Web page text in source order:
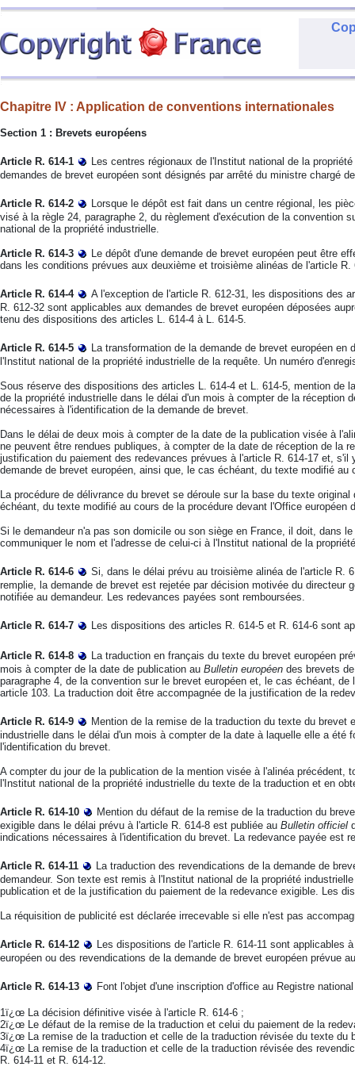
Chapitre IV : Application de conventions internationales
Section 1 : Brevets européens
Article R. 614-1
Les centres régionaux de l'Institut national de la
demandes de brevet européen sont désignés par arrêté du ministre chargé
Article R. 614-2
Lorsque le dépôt est fait dans un centre régional, les
visé à la règle 24, paragraphe 2, du règlement d'exécution de la convention
national de la propriété industrielle.
Article R. 614-3
Le dépôt d'une demande de brevet européen peut être
dans les conditions prévues aux deuxième et troisième alinéas de l'article R.
Article R. 614-4
A l'exception de l'article R. 612-31, les dispositions des
R. 612-32 sont applicables aux demandes de brevet européen déposées
tenu des dispositions des articles L. 614-4 à L. 614-5.
Article R. 614-5
La transformation de la demande de brevet européen
l'Institut national de la propriété industrielle de la requête. Un numéro
Sous réserve des dispositions des articles L. 614-4 et L. 614-5, mention de
de la propriété industrielle dans le délai d'un mois à compter de la réception
nécessaires à l'identification de la demande de brevet.
Dans le délai de deux mois à compter de la date de la publication visée à
ne peuvent être rendues publiques, à compter de la date de réception de la
justification du paiement des redevances prévues à l'article R. 614-17 et,
demande de brevet européen, ainsi que, le cas échéant, du texte modifié
La procédure de délivrance du brevet se déroule sur la base du texte
échéant, du texte modifié au cours de la procédure devant l'Office européen
Si le demandeur n'a pas son domicile ou son siège en France, il doit, dans
communiquer le nom et l'adresse de celui-ci à l'Institut national de la
Article R. 614-6
Si, dans le délai prévu au troisième alinéa de l'article R.
remplie, la demande de brevet est rejetée par décision motivée du directeur
notifiée au demandeur. Les redevances payées sont remboursées.
Article R. 614-7 Les dispositions des articles R. 614-5 et R. 614-6 sont
Article R. 614-8
La traduction en français du texte du brevet européen
mois à compter de la date de publication au Bulletin européen des brevets
paragraphe 4, de la convention sur le brevet européen et, le cas échéant,
article 103. La traduction doit être accompagnée de la justification de la
Article R. 614-9
Mention de la remise de la traduction du texte du brevet
industrielle dans le délai d'un mois à compter de la date à laquelle elle a
l'identification du brevet.
A compter du jour de la publication de la mention visée à l'alinéa précédent,
l'Institut national de la propriété industrielle du texte de la traduction et en
Article R. 614-10
Mention du défaut de la remise de la traduction du
exigible dans le délai prévu à l'article R. 614-8 est publiée au Bulletin officiel
indications nécessaires à l'identification du brevet. La redevance payée est
Article R. 614-11
La traduction des revendications de la demande de
demandeur. Son texte est remis à l'Institut national de la propriété
publication et de la justification du paiement de la redevance exigible. Les
La réquisition de publicité est déclarée irrecevable si elle n'est pas
Article R. 614-12
Les dispositions de l'article R. 614-11 sont applicables
européen ou des revendications de la demande de brevet européen prévue
Article R. 614-13 Font l'objet d'une inscription d'office au Registre
1ï¿œ La décision définitive visée à l'article R. 614-6 ;
2ï¿œ Le défaut de la remise de la traduction et celui du paiement de la
3ï¿œ La remise de la traduction et celle de la traduction révisée du texte du
4ï¿œ La remise de la traduction et celle de la traduction révisée des
R. 614-11 et R. 614-12.